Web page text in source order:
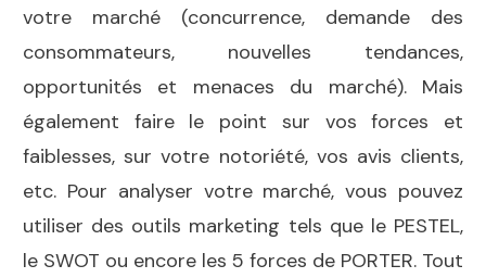
votre marché (concurrence, demande des
consommateurs, nouvelles tendances,
opportunités et menaces du marché). Mais
également faire le point sur vos forces et
faiblesses, sur votre notoriété, vos avis clients,
etc. Pour analyser votre marché, vous pouvez
utiliser des outils marketing tels que le PESTEL,
le SWOT ou encore les 5 forces de PORTER. Tout